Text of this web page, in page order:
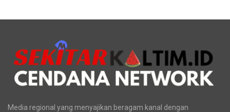
Media regional yang menyajikan beragam kanal dengan